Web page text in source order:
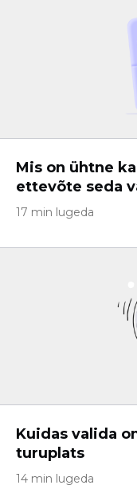
Mis on ühtne
ettevõte seda
17 min lugeda
Kuidas valida
turuplats
14 min lugeda